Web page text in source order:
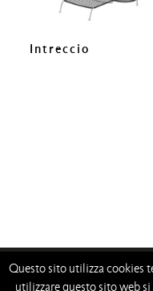
Intreccio
—
Questo sito utilizza cookies
utilizzare questo sito web